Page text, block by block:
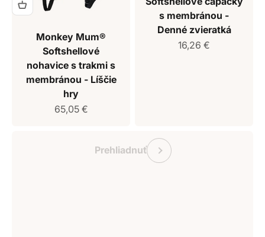
Monkey Mum®
Softshellové
nohavice s trakmi s
membránou - Líščie
hry
Predajná cena
65,05 €
s membránou -
Denné zvieratká
Predajná cena
16,26 €
PrehliadnuťPredchádzajúce